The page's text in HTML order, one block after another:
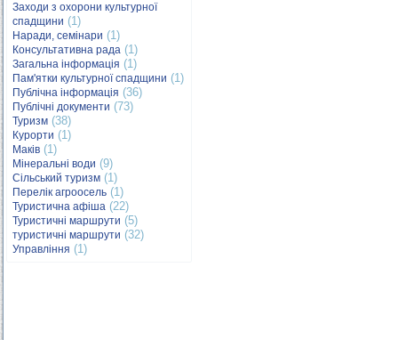
Заходи з охорони культурної
спадщини (1)
Наради, семінари (1)
Консультативна рада (1)
Загальна інформація (1)
Пам'ятки культурної спадщини (1)
Публічна інформація (36)
Публічні документи (73)
Туризм (38)
Курорти (1)
Маків (1)
Мінеральні води (9)
Сільський туризм (1)
Перелік агроосель (1)
Туристична афіша (22)
Туристичні маршрути (5)
туристичні маршрути (32)
Управління (1)